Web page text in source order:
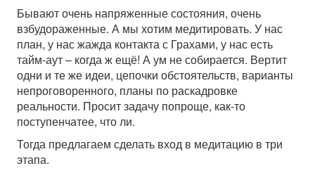
Бывают очень напряженные состояния, очень
взбудораженные. А мы хотим медитировать. У нас
план, у нас жажда контакта с Грахами, у нас есть
тайм-аут – когда ж ещё! А ум не собирается. Вертит
одни и те же идеи, цепочки обстоятельств, варианты
непроговоренного, планы по раскадровке
реальности. Просит задачу попроще, как-то
поступенчатее, что ли.
Тогда предлагаем сделать вход в медитацию в три
этапа.